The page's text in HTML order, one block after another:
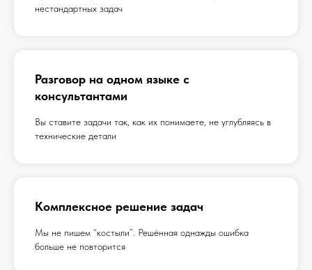
нестандартных задач
Разговор на одном языке с
консультантами
Вы ставите задачи так, как их понимаете, не углубляясь в
технические детали
Комплексное решение задач
Мы не пишем “костыли”. Решённая однажды ошибка
больше не повторится